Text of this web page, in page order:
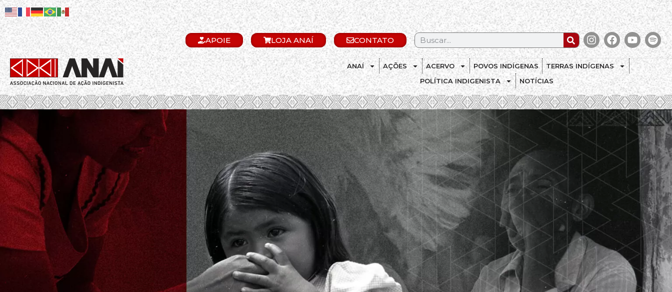
APOIE LOJA ANAÍ CONTATO
ANAÍ AÇÕES ACERVO POVOS INDÍGENAS
TERRAS INDÍGENAS
POLÍTICA INDIGENISTA
NOTÍCIAS
.